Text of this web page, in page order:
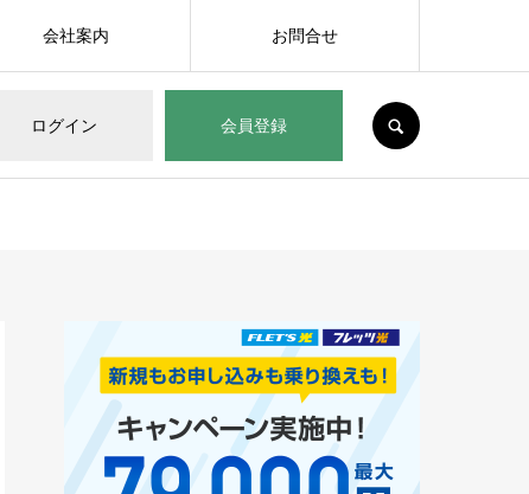
ログイン 会員登録
会社案内 お問合せ